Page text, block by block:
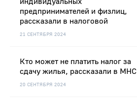
21 СЕНТЯБРЯ 2024
предпринимателей и физлиц,
рассказали в налоговой
20 СЕНТЯБРЯ 2024
Кто может не платить налог за
сдачу жилья, рассказали в МНС